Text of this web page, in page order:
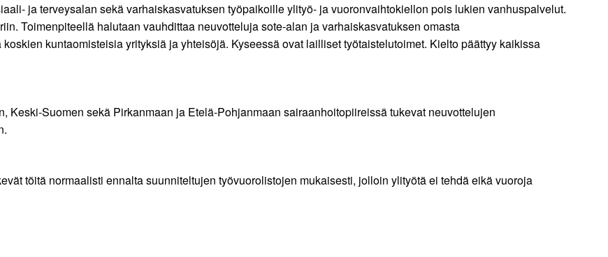
ja terveysalan sekä varhaiskasvatuksen työpaikoille ylityö- ja vuoronvaihtokiellon pois lukien vanhuspalvelut.
Toimenpiteellä halutaan vauhdittaa neuvotteluja sote-alan ja varhaiskasvatuksen omasta
kuntaomisteisia yrityksiä ja yhteisöjä. Kyseessä ovat lailliset työtaistelutoimet. Kielto päättyy kaikissa
Keski-Suomen sekä Pirkanmaan ja Etelä-Pohjanmaan sairaanhoitopiireissä tukevat neuvottelujen
töitä normaalisti ennalta suunniteltujen työvuorolistojen mukaisesti, jolloin ylityötä ei tehdä eikä vuoroja